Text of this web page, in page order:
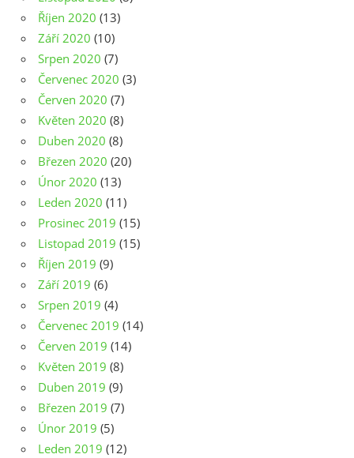
Říjen 2020 (13)
Září 2020 (10)
Srpen 2020 (7)
Červenec 2020 (3)
Červen 2020 (7)
Květen 2020 (8)
Duben 2020 (8)
Březen 2020 (20)
Únor 2020 (13)
Leden 2020 (11)
Prosinec 2019 (15)
Listopad 2019 (15)
Říjen 2019 (9)
Září 2019 (6)
Srpen 2019 (4)
Červenec 2019 (14)
Červen 2019 (14)
Květen 2019 (8)
Duben 2019 (9)
Březen 2019 (7)
Únor 2019 (5)
Leden 2019 (12)